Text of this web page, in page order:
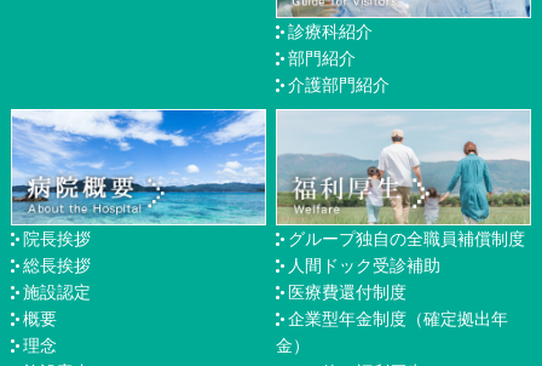
診療科紹介
部門紹介
介護部門紹介
院長挨拶
総長挨拶
施設認定
概要
理念
グループ独自の全職員補償制度
人間ドック受診補助
医療費還付制度
企業型年金制度（確定拠出年
金）